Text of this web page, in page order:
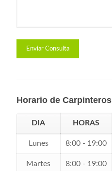
Horario de Carpinteros
DIA HORAS
Lunes 8:00 - 19:00
Martes 8:00 - 19:00